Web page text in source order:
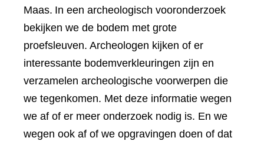
Maas. In een archeologisch vooronderzoek
bekijken we de bodem met grote
proefsleuven. Archeologen kijken of er
interessante bodemverkleuringen zijn en
verzamelen archeologische voorwerpen die
we tegenkomen. Met deze informatie wegen
we af of er meer onderzoek nodig is. En we
wegen ook af of we opgravingen doen of dat